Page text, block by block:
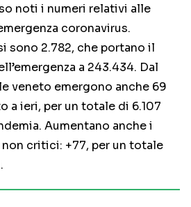
noti i numeri relativi alle
coronavirus.
sono 2.782, che portano il
a 243.434. Dal
veneto emergono anche 69
a ieri, per un totale di 6.107
Aumentano anche i
critici: +77, per un totale